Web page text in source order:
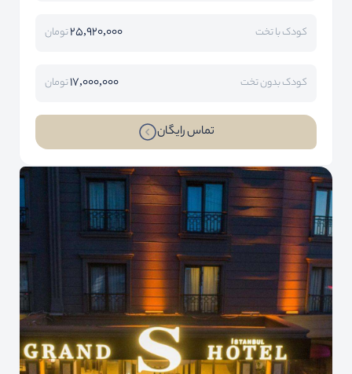
کودک با تخت 25,920,000تومان
کودک بدون تخت 17,000,000تومان
تماس رایگان